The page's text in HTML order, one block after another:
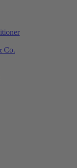
Co.